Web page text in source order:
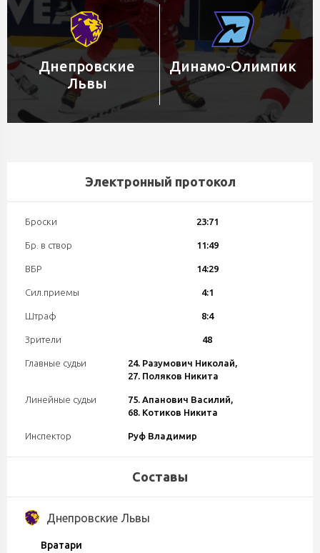
Днепровские
Львы
Динамо-Олимпик
Электронный протокол
Броски 23:71
Бр. в створ 11:49
ВБР 14:29
Сил.приемы 4:1
Штраф 8:4
Зрители 48
Главные судьи
24. Разумович Николай,
27. Поляков Никита
Линейные судьи
75. Апанович Василий,
68. Котиков Никита
Инспектор Руф Владимир
Составы
Днепровские Львы
Вратари